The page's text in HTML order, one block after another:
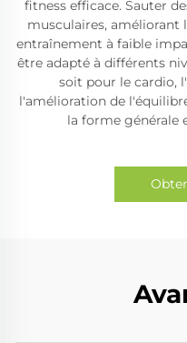
fitness efficace. Sauter
musculaires, améliorant
entraînement à faible
être adapté à différents
soit pour le cardio,
l'amélioration de
la forme générale